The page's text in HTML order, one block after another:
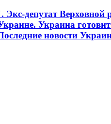
депутат Верховной
Украина
новости